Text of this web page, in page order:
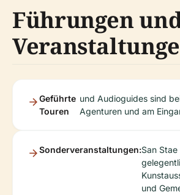
Führungen
Geführte
Touren
und Audioguides sind
Agenturen und am
Sonderveranstaltungen:San
und